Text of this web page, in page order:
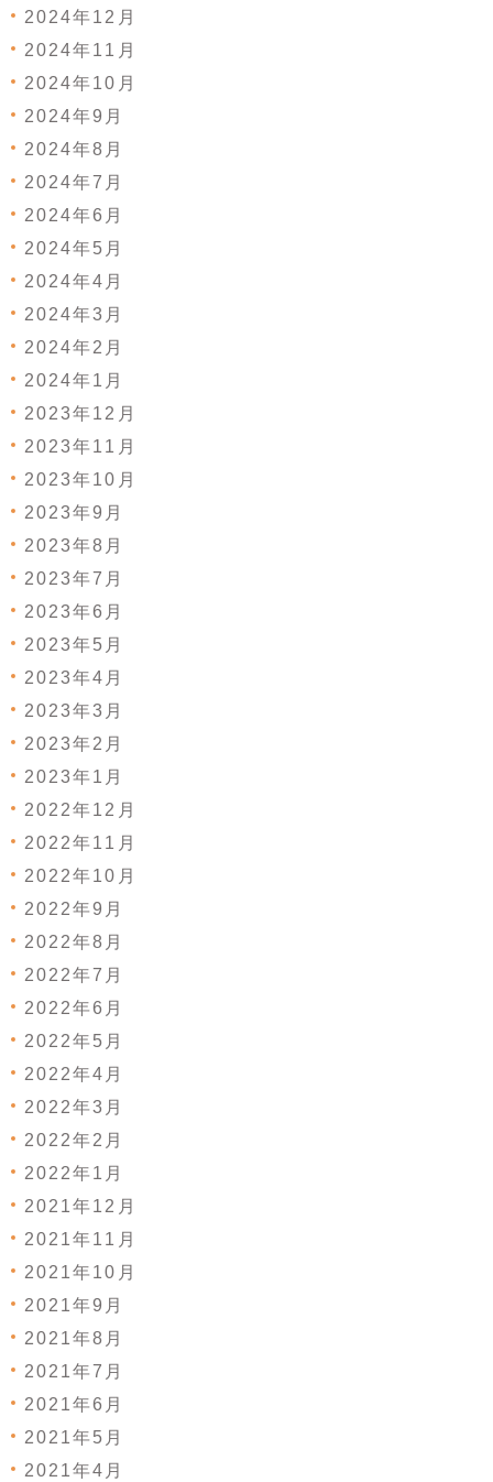
2024年12月
2024年11月
2024年10月
2024年9月
2024年8月
2024年7月
2024年6月
2024年5月
2024年4月
2024年3月
2024年2月
2024年1月
2023年12月
2023年11月
2023年10月
2023年9月
2023年8月
2023年7月
2023年6月
2023年5月
2023年4月
2023年3月
2023年2月
2023年1月
2022年12月
2022年11月
2022年10月
2022年9月
2022年8月
2022年7月
2022年6月
2022年5月
2022年4月
2022年3月
2022年2月
2022年1月
2021年12月
2021年11月
2021年10月
2021年9月
2021年8月
2021年7月
2021年6月
2021年5月
2021年4月